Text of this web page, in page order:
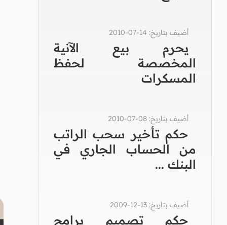
أضيف بتاريخ: 14-07-2010
يحرم بيع الآنية
المخصصة لحفظ
المسكرات
أضيف بتاريخ: 08-07-2010
حكم تأخير سحب الراتب
من الحساب الجاري في
البنك ...
أضيف بتاريخ: 13-12-2009
حكم تصميم برامج